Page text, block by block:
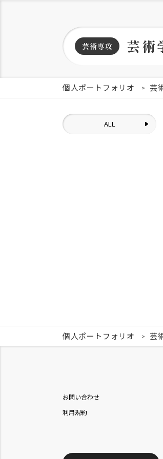
芸術専攻 芸術
個人ポートフォリオ 芸
ALL
個人ポートフォリオ 芸
お問い合わせ
利用規約